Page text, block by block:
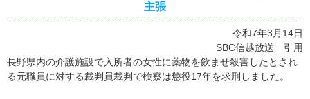
主張
令和7年3月14日
SBC信越放送 引用
長野県内の介護施設で入所者の女性に薬物を飲ませ殺害したとされ
る元職員に対する裁判員裁判で検察は懲役17年を求刑しました。